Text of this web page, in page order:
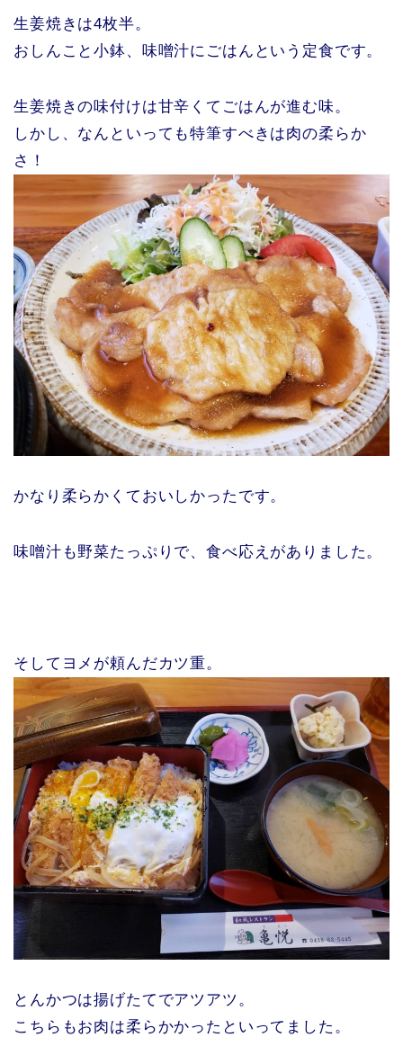
生姜焼きは4枚半。
おしんこと小鉢、味噌汁にごはんという定食です。
生姜焼きの味付けは甘辛くてごはんが進む味。
しかし、なんといっても特筆すべきは肉の柔らか
さ！
かなり柔らかくておいしかったです。
味噌汁も野菜たっぷりで、食べ応えがありました。
そしてヨメが頼んだカツ重。
とんかつは揚げたてでアツアツ。
こちらもお肉は柔らかかったといってました。